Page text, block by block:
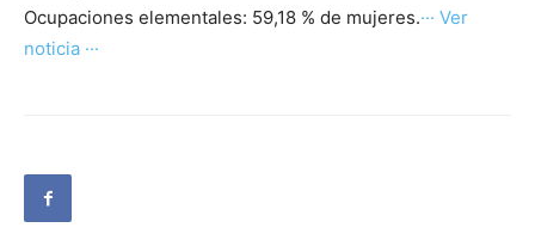
Ocupaciones elementales: 59,18 % de mujeres.··· Ver
noticia ···